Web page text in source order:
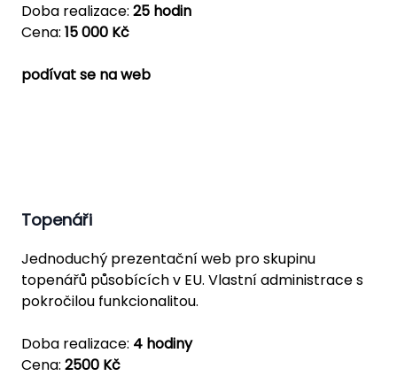
Doba realizace: 25 hodin
Cena: 15 000 Kč
podívat se na web
Topenáři
Jednoduchý prezentační web pro skupinu
topenářů působících v EU. Vlastní administrace s
pokročilou funkcionalitou.
Doba realizace: 4 hodiny
Cena: 2500 Kč